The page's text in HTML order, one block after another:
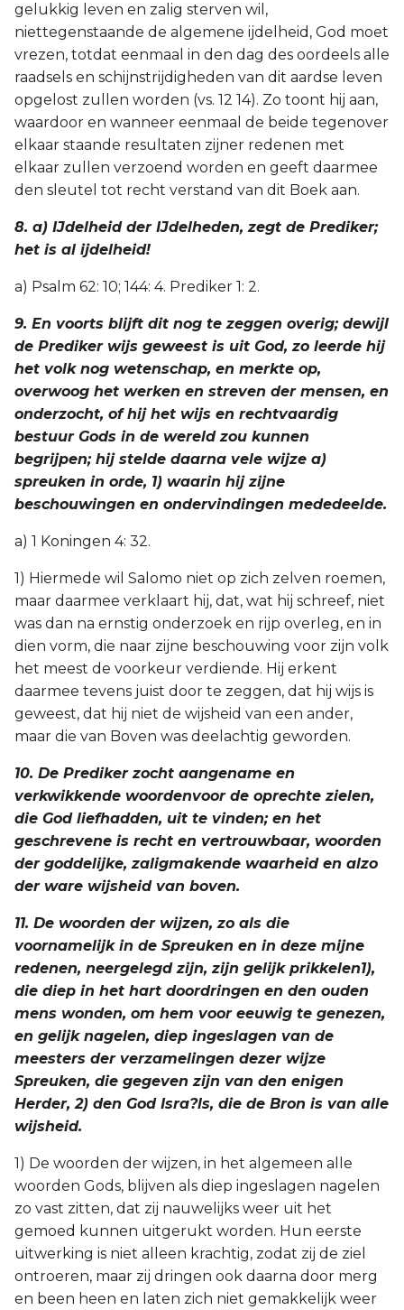
gelukkig leven en zalig sterven wil,
niettegenstaande de algemene ijdelheid, God moet
vrezen, totdat eenmaal in den dag des oordeels alle
raadsels en schijnstrijdigheden van dit aardse leven
opgelost zullen worden (vs. 12 14). Zo toont hij aan,
waardoor en wanneer eenmaal de beide tegenover
elkaar staande resultaten zijner redenen met
elkaar zullen verzoend worden en geeft daarmee
den sleutel tot recht verstand van dit Boek aan.
8. a) IJdelheid der IJdelheden, zegt de Prediker;
het is al ijdelheid!
a) Psalm 62: 10; 144: 4. Prediker 1: 2.
9. En voorts blijft dit nog te zeggen overig; dewijl
de Prediker wijs geweest is uit God, zo leerde hij
het volk nog wetenschap, en merkte op,
overwoog het werken en streven der mensen, en
onderzocht, of hij het wijs en rechtvaardig
bestuur Gods in de wereld zou kunnen
begrijpen; hij stelde daarna vele wijze a)
spreuken in orde, 1) waarin hij zijne
beschouwingen en ondervindingen mededeelde.
a) 1 Koningen 4: 32.
1) Hiermede wil Salomo niet op zich zelven roemen,
maar daarmee verklaart hij, dat, wat hij schreef, niet
was dan na ernstig onderzoek en rijp overleg, en in
dien vorm, die naar zijne beschouwing voor zijn volk
het meest de voorkeur verdiende. Hij erkent
daarmee tevens juist door te zeggen, dat hij wijs is
geweest, dat hij niet de wijsheid van een ander,
maar die van Boven was deelachtig geworden.
10. De Prediker zocht aangename en
verkwikkende woordenvoor de oprechte zielen,
die God liefhadden, uit te vinden; en het
geschrevene is recht en vertrouwbaar, woorden
der goddelijke, zaligmakende waarheid en alzo
der ware wijsheid van boven.
11. De woorden der wijzen, zo als die
voornamelijk in de Spreuken en in deze mijne
redenen, neergelegd zijn, zijn gelijk prikkelen1),
die diep in het hart doordringen en den ouden
mens wonden, om hem voor eeuwig te genezen,
en gelijk nagelen, diep ingeslagen van de
meesters der verzamelingen dezer wijze
Spreuken, die gegeven zijn van den enigen
Herder, 2) den God Isra?ls, die de Bron is van alle
wijsheid.
1) De woorden der wijzen, in het algemeen alle
woorden Gods, blijven als diep ingeslagen nagelen
zo vast zitten, dat zij nauwelijks weer uit het
gemoed kunnen uitgerukt worden. Hun eerste
uitwerking is niet alleen krachtig, zodat zij de ziel
ontroeren, maar zij dringen ook daarna door merg
en been heen en laten zich niet gemakkelijk weer